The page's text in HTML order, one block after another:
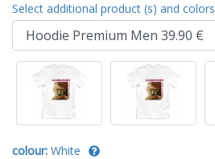
Select additional product (s) and colors
colour: White